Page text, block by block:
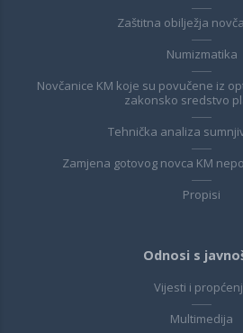
Zaštitna obilježja
Numizmatika
Novčanice KM koje su povučene iz
zakonsko sredstvo
Tehnička analiza
Zamjena gotovog novca KM
Propisi
Odnosi s
Vijesti i
Multimedija